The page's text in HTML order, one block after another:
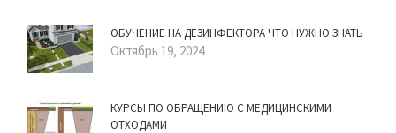
ОБУЧЕНИЕ НА ДЕЗИНФЕКТОРА ЧТО НУЖНО ЗНАТЬ
Октябрь 19, 2024
КУРСЫ ПО ОБРАЩЕНИЮ С МЕДИЦИНСКИМИ
ОТХОДАМИ